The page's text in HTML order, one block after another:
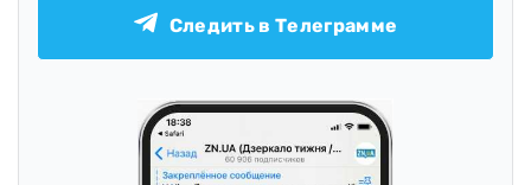
Следить в Телеграмме